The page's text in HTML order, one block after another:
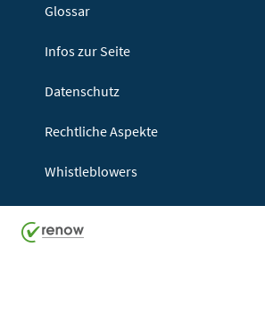
Glossar
Infos zur Seite
Datenschutz
Rechtliche Aspekte
Whistleblowers